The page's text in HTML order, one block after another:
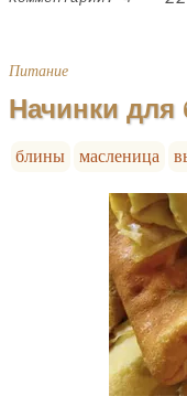
Питание
Начинки для
блины масленица